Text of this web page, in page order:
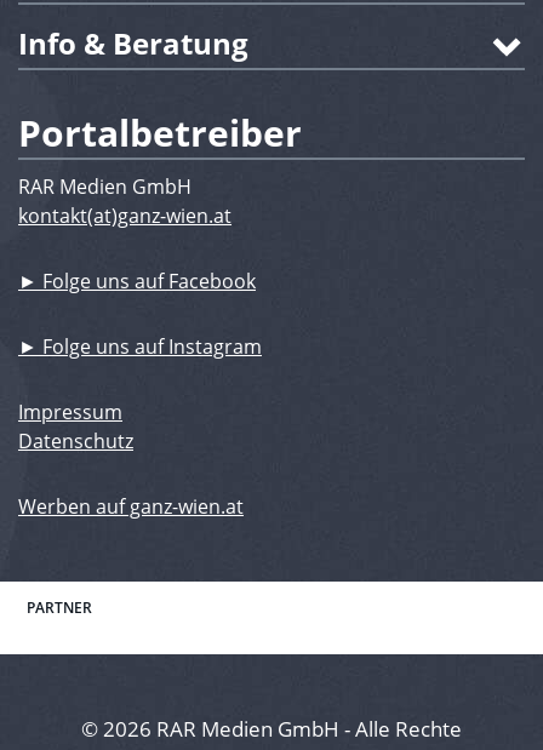
Info & Beratung
Portalbetreiber
RAR Medien GmbH
kontakt(at)ganz-wien.at
► Folge uns auf Facebook
► Folge uns auf Instagram
Impressum
Datenschutz
Werben auf ganz-wien.at
PARTNER
© 2026 RAR Medien GmbH - Alle Rechte